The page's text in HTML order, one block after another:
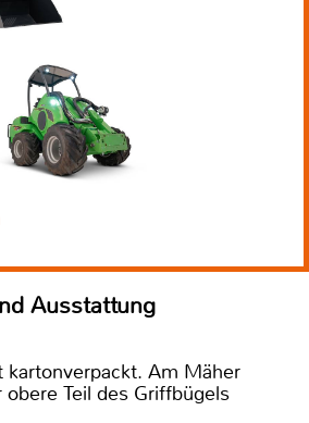
Ausstattung
kartonverpackt. Am Mäher
Teil des Griffbügels